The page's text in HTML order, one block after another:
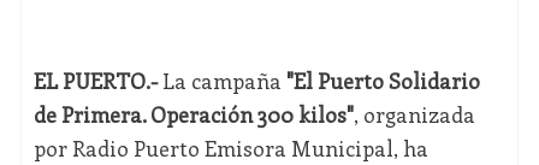
EL PUERTO.-La campaña "El Puerto Solidario
de Primera. Operación 300 kilos", organizada
por Radio Puerto Emisora Municipal, ha